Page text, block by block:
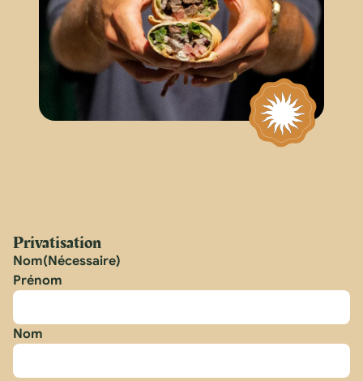
Privatisation
Nom(Nécessaire)
Prénom
Nom